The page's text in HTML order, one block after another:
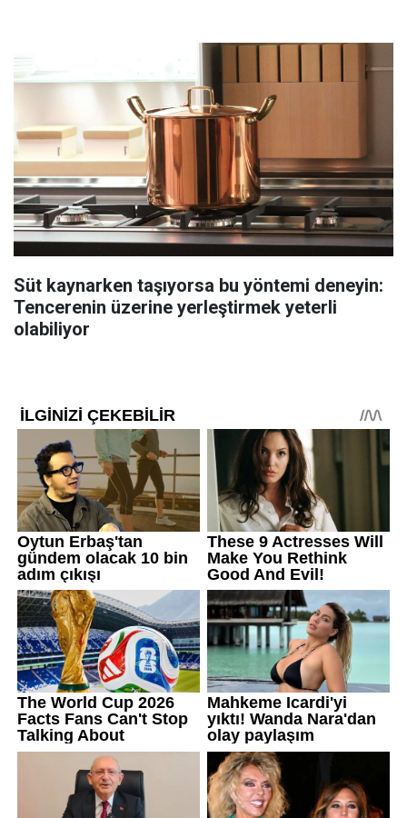
Süt kaynarken taşıyorsa bu yöntemi deneyin:
Tencerenin üzerine yerleştirmek yeterli
olabiliyor